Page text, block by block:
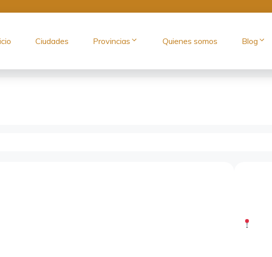
Ciudades Provincias Quienes somos Blog